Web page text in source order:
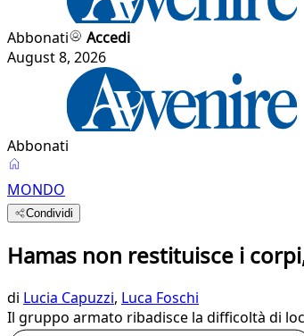
Abbonati
Accedi
August 8, 2026
Abbonati
MONDO
Condividi
Hamas non restituisce i
di Lucia Capuzzi, Luca Foschi
Il gruppo armato ribadisce la difficoltà di